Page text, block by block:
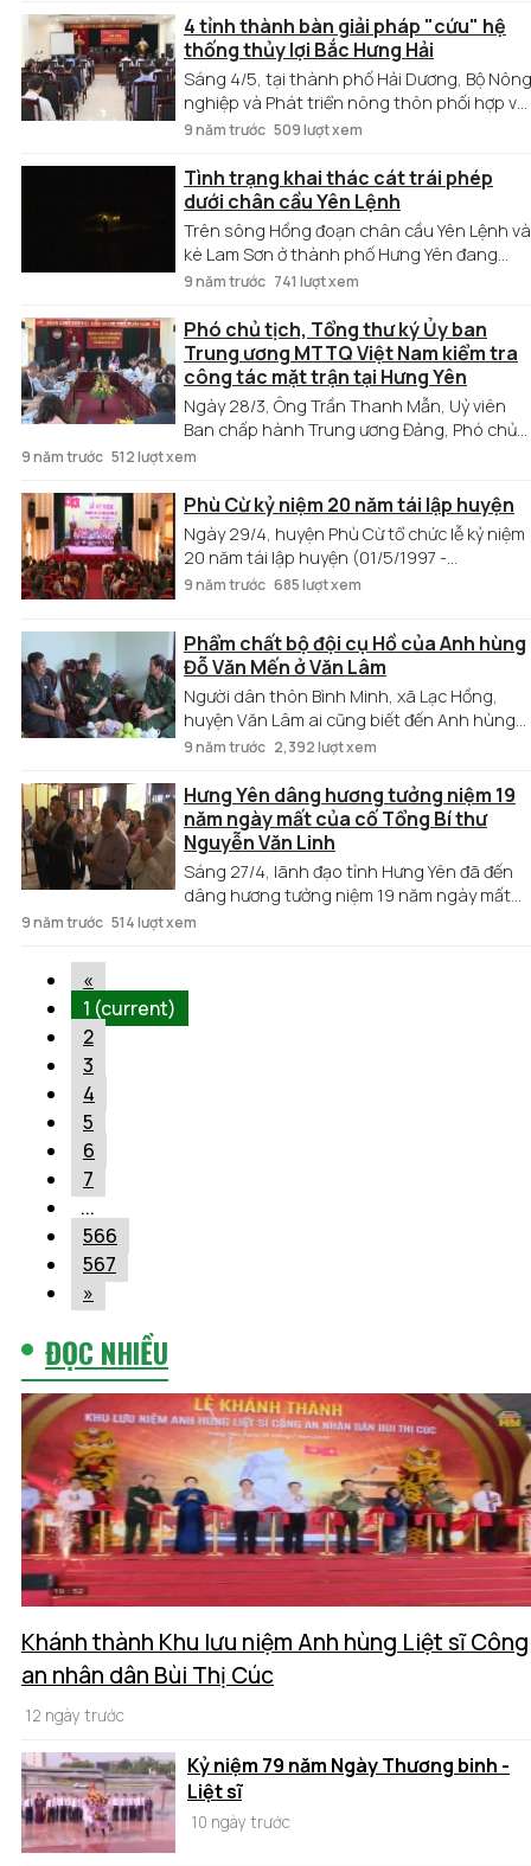
công nghiệp hóa, hiện đại hóa đất nước” tại
Nhà văn hóa trung tâm huyện Mỹ Hào.
4 tỉnh thành bàn giải pháp "cứu" hệ
thống thủy lợi Bắc Hưng Hải
Sáng 4/5, tại thành phố Hải Dương, Bộ Nông
nghiệp và Phát triển nông thôn phối hợp với
4 tỉnh, thành phố là: Hà Nội, Hưng Yên, Hải
pháp xử lý vi phạm, phạm vi bảo vệ công
trình thủy lợi hệ thống Bắc Hưng Hải.
9 năm trước 509 lượt xem
Tình trạng khai thác cát trái phép
dưới chân cầu Yên Lệnh
Trên sông Hồng đoạn chân cầu Yên Lệnh và
kè Lam Sơn ở thành phố Hưng Yên đang
diễn ra tình trạng khai thác cát trái phép
9 năm trước 741 lượt xem
Phó chủ tịch, Tổng thư ký Ủy ban
Trung ương MTTQ Việt Nam kiểm tra
công tác mặt trận tại Hưng Yên
Ngày 28/3, Ông Trần Thanh Mẫn, Uỷ viên
Ban chấp hành Trung ương Đảng, Phó chủ
tịch, Tổng thư ký Uỷ ban Trung ương MTTQ
Hưng Yên.
9 năm trước 512 lượt xem
Phù Cừ kỷ niệm 20 năm tái lập huyện
Ngày 29/4, huyện Phù Cừ tổ chức lễ kỷ niệm
20 năm tái lập huyện (01/5/1997 -
01/5/2017).
9 năm trước 685 lượt xem
Phẩm chất bộ đội cụ Hồ của Anh hùng
Đỗ Văn Mến ở Văn Lâm
Người dân thôn Bình Minh, xã Lạc Hồng,
huyện Văn Lâm ai cũng biết đến Anh hùng
lực lượng vũ trang nhân dân, Đại tá Đỗ Văn
chiến trường, tiên phong, tích cực trong
thời bình.
9 năm trước 2,392 lượt xem
Hưng Yên dâng hương tưởng niệm 19
năm ngày mất của cố Tổng Bí thư
Nguyễn Văn Linh
Sáng 27/4, lãnh đạo tỉnh Hưng Yên đã đến
dâng hương tưởng niệm 19 năm ngày mất
của cố Tổng Bí thư Nguyễn Văn Linh
9 năm trước 514 lượt xem
«
1 (current)
2
3
4
5
6
7
...
566
567
»
ĐỌC NHIỀU
Khánh thành Khu lưu niệm Anh hùng Liệt sĩ Công
an nhân dân Bùi Thị Cúc
12 ngày trước
Kỷ niệm 79 năm Ngày Thương binh -
Liệt sĩ
10 ngày trước